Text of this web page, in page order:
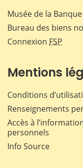
Musée de la
Bureau des biens
Connexion FSP
Mentions
Conditions
Renseignements
Accès à
personnels
Info Source